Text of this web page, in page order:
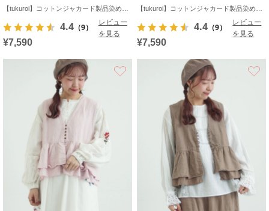
4.4 （9）
レビュー
を見る
¥7,590
4.4 （9）
レビュー
を見る
¥7,590